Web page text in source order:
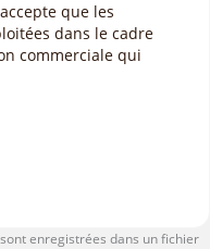
que les
dans le cadre
commerciale qui
enregistrées dans un fichier